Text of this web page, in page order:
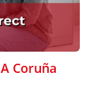
Coruña